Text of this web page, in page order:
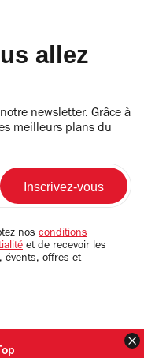
allez
newsletter. Grâce à
meilleurs plans du
nos conditions
et de recevoir les
évents, offres et